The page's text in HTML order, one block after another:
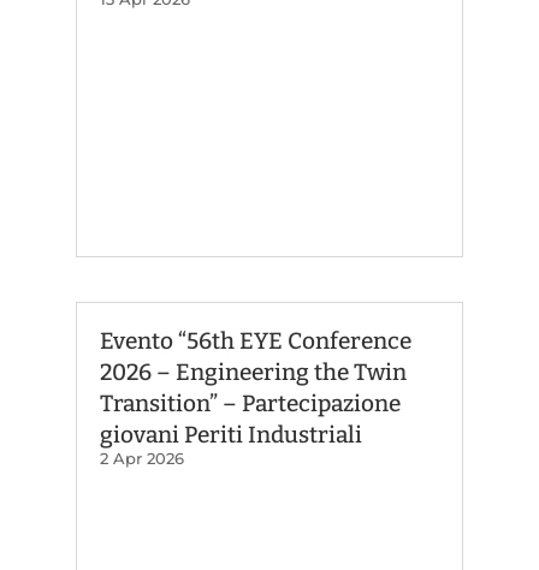
Evento “56th EYE Conference
2026 – Engineering the Twin
Transition” – Partecipazione
giovani Periti Industriali
2 Apr 2026